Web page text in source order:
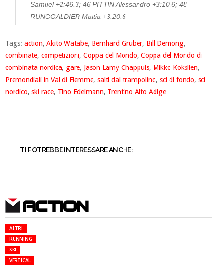
Samuel +2:46.3; 46 PITTIN Alessandro +3:10.6; 48
RUNGGALDIER Mattia +3:20.6
Tags:action,Akito Watabe, Bernhard Gruber, Bill Demong,
combinate,competizioni,Coppa del Mondo,Coppa del Mondo di
combinata nordica, gare, Jason Lamy Chappuis, Mikko Kokslien,
Premondiali in Val di Fiemme,salti dal trampolino,sci di fondo,sci
nordico,ski race, Tino Edelmann, Trentino Alto Adige
TI POTREBBE INTERESSARE ANCHE:
ACTION
ALTRI
RUNNING
SKI
VERTICAL